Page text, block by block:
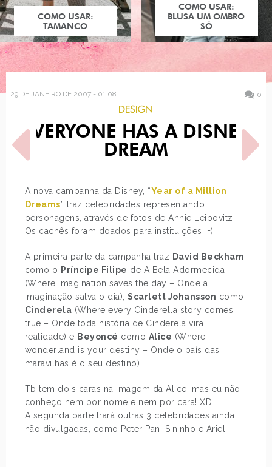
COMO USAR:
TAMANCO
COMO USAR:
BLUSA UM OMBRO
SÓ
29 DE JANEIRO DE 2007 - 01:08 0
DESIGN
EVERYONE HAS A DISNEY
DREAM
A nova campanha da Disney, “Year of a Million
Dreams” traz celebridades representando
personagens, através de fotos de Annie Leibovitz.
Os cachês foram doados para instituições. =)
A primeira parte da campanha traz David Beckham
como o Príncipe Filipe de A Bela Adormecida
(Where imagination saves the day – Onde a
imaginação salva o dia),Scarlett Johansson como
Cinderela (Where every Cinderella story comes
true – Onde toda história de Cinderela vira
realidade) e Beyoncé como Alice (Where
wonderland is your destiny – Onde o país das
maravilhas é o seu destino).
Tb tem dois caras na imagem da Alice, mas eu não
conheço nem por nome e nem por cara! XD
A segunda parte trará outras 3 celebridades ainda
não divulgadas, como Peter Pan, Sininho e Ariel.
POST ANTERIOR
STAY ALIVE, UM AMOR PRA
RECORDAR, BAMBURVORE,
PRÓXIMO POST
MEMÓRIAS DE UMA
GUEIXA, MURAL, SECOND